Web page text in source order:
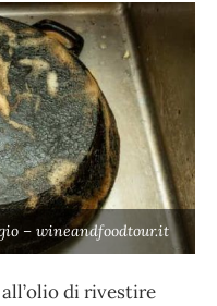
– wineandfoodtour.it
di rivestire